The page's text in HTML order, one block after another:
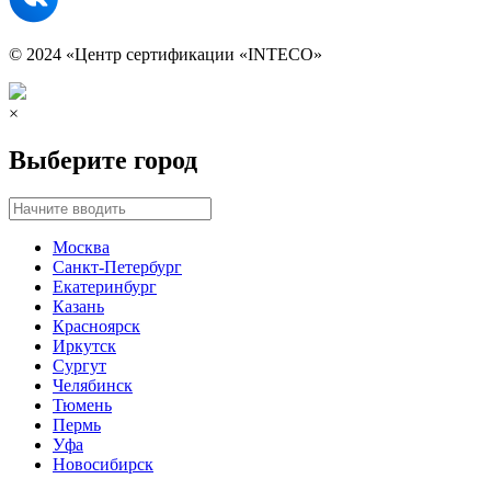
© 2024 «Центр сертификации «INTECO»
×
Выберите город
Москва
Санкт-Петербург
Екатеринбург
Казань
Красноярск
Иркутск
Сургут
Челябинск
Тюмень
Пермь
Уфа
Новосибирск